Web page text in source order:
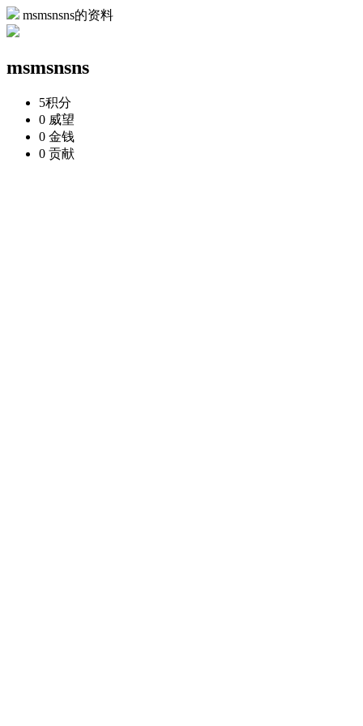
msmsnsns的资料
msmsnsns
5积分
0 威望
0 金钱
0 贡献